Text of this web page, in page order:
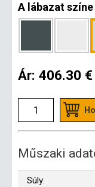
A lábazat színe
Ár: 406.30 €
Műszaki
Súly: